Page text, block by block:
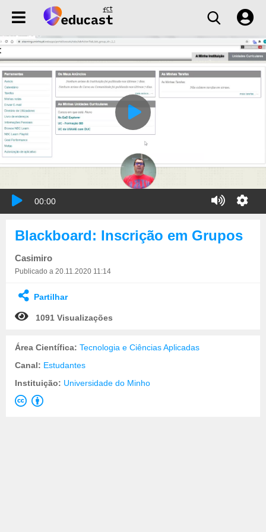
00:00
Blackboard: Inscrição em Grupos
Casimiro
Publicado a 20.11.2020 11:14
Partilhar
1091 Visualizações
Área Científica: Tecnologia e Ciências Aplicadas
Canal: Estudantes
Instituição: Universidade do Minho